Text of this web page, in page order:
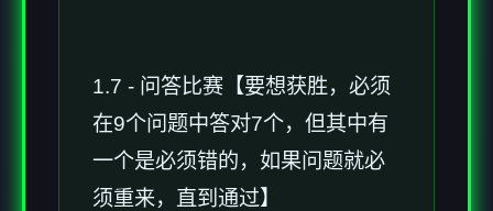
1.7 - 问答比赛【要想获胜，必须
在9个问题中答对7个，但其中有
一个是必须错的，如果问题就必
须重来，直到通过】